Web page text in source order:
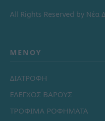
All Rights Reserved by Νέα
ΜΕΝΟΎ
ΔΙΑΤΡΟΦΗ
ΕΛΕΓΧΟΣ ΒΑΡΟΥΣ
ΤΡΟΦΙΜΑ ΡΟΦΗΜΑΤΑ